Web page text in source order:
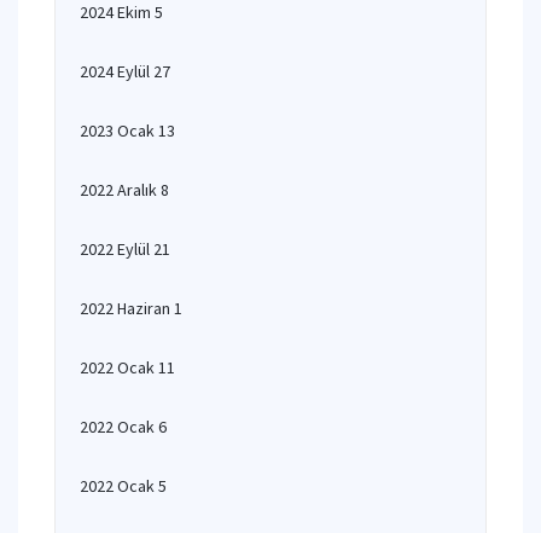
2024 Ekim 5
2024 Eylül 27
2023 Ocak 13
2022 Aralık 8
2022 Eylül 21
2022 Haziran 1
2022 Ocak 11
2022 Ocak 6
2022 Ocak 5